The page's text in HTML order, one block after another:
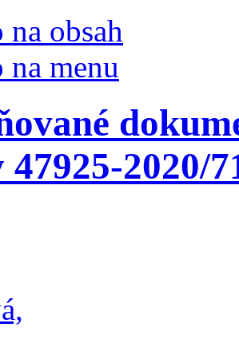
obsah
na menu
2020/